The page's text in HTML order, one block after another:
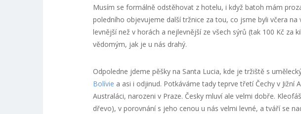
Musím se formálně odstěhovat z hotelu, i když batoh mám
poledního objevujeme další tržnice za tou, co jsme byli včera
levnější než v horách a nejlevnější ze všech sýrů (tak 100 Kč za
vědomým, jak je u nás drahý.
Odpoledne jdeme pěšky na Santa Lucia, kde je tržiště s
Bolívie a asi i odjinud. Potkáváme tady teprve třetí Čechy v Jižní
Australáci, narozeni v Praze. Česky mluví ale velmi dobře.
dřevo), v porovnání s jeho cenou u nás velmi levné, a tváří se